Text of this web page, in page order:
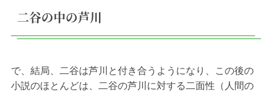
二谷の中の芦川
で、結局、二谷は芦川と付き合うようになり、この後の
小説のほとんどは、二谷の芦川に対する二面性（人間の